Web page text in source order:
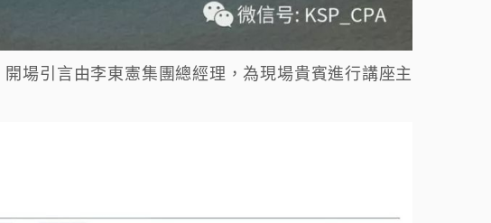
開場引言由李東憲集團總經理，為現場貴賓進行講座主